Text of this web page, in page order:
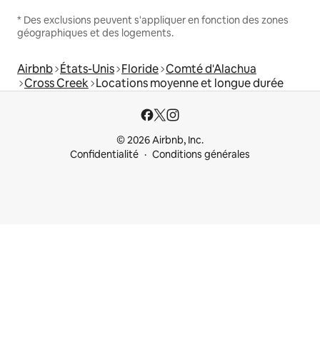
* Des exclusions peuvent s'appliquer en fonction des zones
géographiques et des logements.
Airbnb États-Unis Floride Comté d'Alachua
Cross Creek Locations moyenne et longue durée
© 2026 Airbnb, Inc.
Confidentialité
Conditions générales